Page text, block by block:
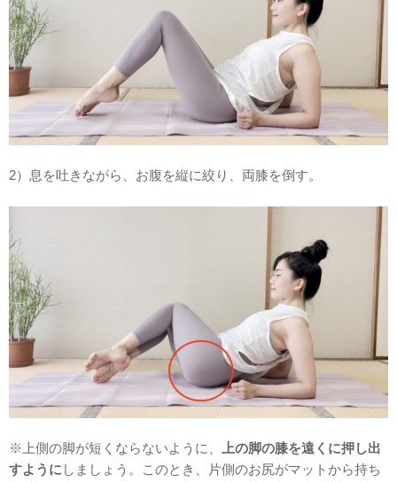
2）息を吐きながら、お腹を縦に絞り、両膝を倒す。
※上側の脚が短くならないように、
上の脚の膝を遠くに押し出
すように しましょう。このとき、片側のお尻がマットから持ち